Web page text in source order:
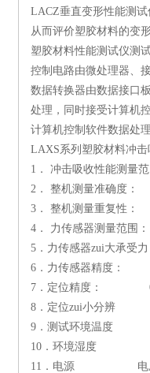
LACZ垂直变形性能测
从而评价塑胶材料的变
塑胶材料性能测试仪测
控制电路由微处理器、
数据转换器由数据接口
处理，同时接受计算机
计算机控制软件数据处
LAXS系列塑胶材料冲
1． 冲击吸收性能测量
2． 整机测量准确度
3． 整机测量重复
4． 力传感器测量范
5．力传感器zui大承受
6．力传感器精度：
7．定位精度：
8．定位zui小分辨
9．测试环境温度
10．环境湿度
11．电源 电压：